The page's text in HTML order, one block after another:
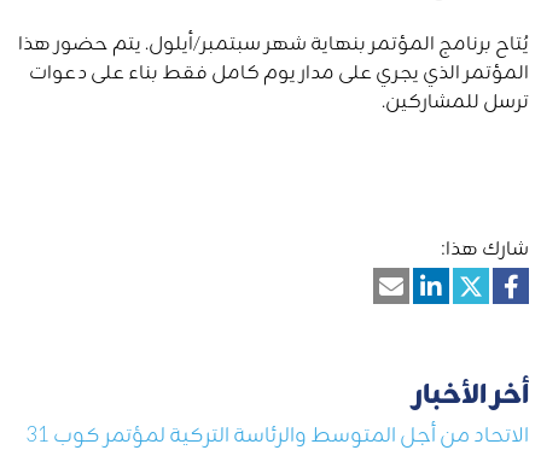
يُتاح برنامج المؤتمر بنهاية شهر سبتمبر/أيلول. يتم حضور هذا
المؤتمر الذي يجري على مدار يوم كامل فقط بناء على دعوات
ترسل للمشاركين.
شارك هذا:
أخر الأخبار
الاتحاد من أجل المتوسط والرئاسة التركية لمؤتمر كوب 31